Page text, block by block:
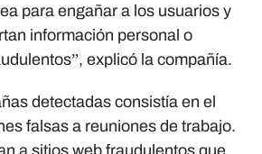
para engañar a los usuarios y
información personal o
explicó la compañía.
detectadas consistía en el
falsas a reuniones de trabajo.
a sitios web fraudulentos que